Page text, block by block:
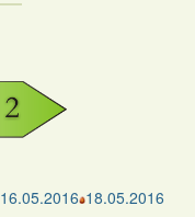
16.05.2016 18.05.2016